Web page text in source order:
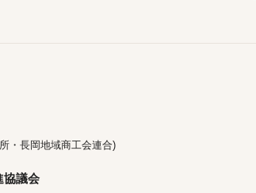
・長岡地域商工会連合)
協議会